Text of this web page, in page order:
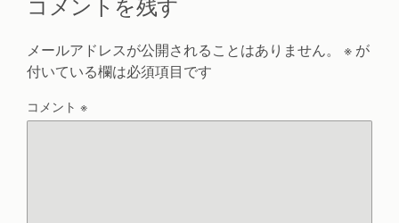
メールアドレスが公開されることはありません。 ※ が
付いている欄は必須項目です
コメント ※